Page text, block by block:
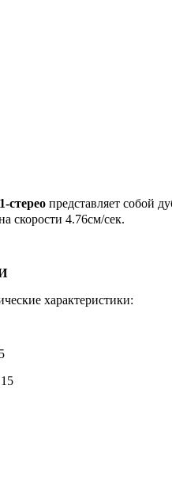
стерео представляет собой
скорости 4.76см/сек.
характеристики: